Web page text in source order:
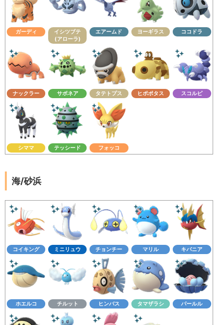
ガーディ
イシツブテ
(アローラ)
エアームド ヨーギラス ココドラ
ナックラー サボネア タテトプス ヒポポタス スコルピ
シママ テッシード フォッコ
海/砂浜
コイキング ミニリュウ チョンチー マリル キバニア
ホエルコ チルット ヒンバス タマザラシ パールル